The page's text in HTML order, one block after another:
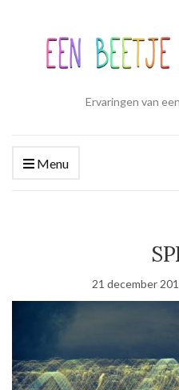
Ervaringen van
Menu
21 december